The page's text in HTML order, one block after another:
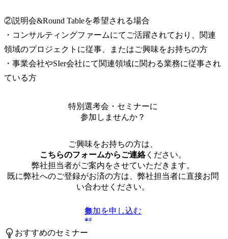
②説明会&Round Tableを希望される場合
・コンサルティングファームにてご活躍されており、関連
領域のプロジェクトに従事、またはご興味をお持ちの方
・事業会社やSIer会社にて関連領域に関わる業務に従事され
ている方
特別選考会・セミナーに
参加しませんか？
ご興味をお持ちの方は、
こちらのフォームからご連絡ください。
弊社担当者がご案内をさせていただきます。
既に弊社へのご登録がお済の方は、弊社担当者に直接お問
い合わせください。
無
料
参加を申し込む
おすすめのセミナー